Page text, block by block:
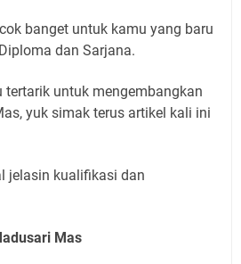
banget untuk kamu yang baru
dan Sarjana.
untuk mengembangkan
yuk simak terus artikel kali ini
jelasin kualifikasi dan
Mas